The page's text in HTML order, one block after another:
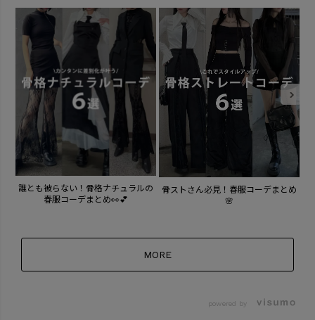
誰とも被らない！骨格ナチュラルの
春服コーデまとめ👀💕
骨ストさん必見！春服コーデまとめ
🌸
MORE
powered by